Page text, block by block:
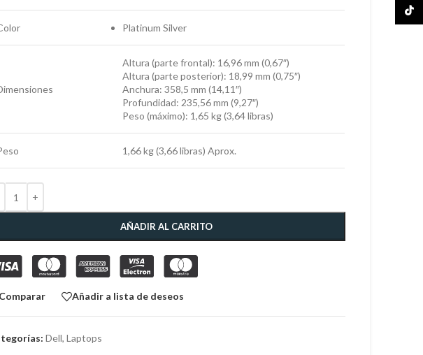
Platinum Silver
Altura (parte frontal): 16,96 mm (0,67″)
Altura (parte posterior): 18,99 mm (0,75″)
Anchura: 358,5 mm (14,11″)
Profundidad: 235,56 mm (9,27″)
Peso (máximo): 1,65 kg (3,64 libras)
1,66 kg (3,66 libras) Aprox.
AÑADIR AL CARRITO
Añadir a lista de deseos
Dell, Laptops